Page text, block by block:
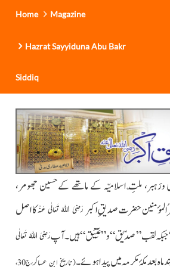
Home Magazine
Hazrat Sayyiduna Abu Bakr
Siddiq
ملّتِ اسلامیّہ کے ماتھے کےحسین جھومر،
المؤمنین حضرت صدیقِ اکبر رَضِیَ اللہُ تَعَالٰی عَنْہکا اصل
جبکہ لقب” صدّیق“ و” عَتِیْق“ ہیں۔ آپرَضِیَ اللہُ تَعَالٰی
بعد مکۂ مکرمہ میں پیدا ہوئے۔(تاریخ ابنِ عساکر
،ج 30،